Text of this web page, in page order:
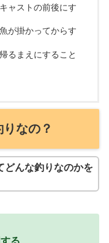
ャストの前後にす
が掛かってからす
るまえにすること
なの？
どんな釣りなのかを
る